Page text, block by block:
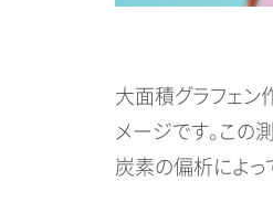
大面積グラフェン
メージです。この
炭素の偏析によっ